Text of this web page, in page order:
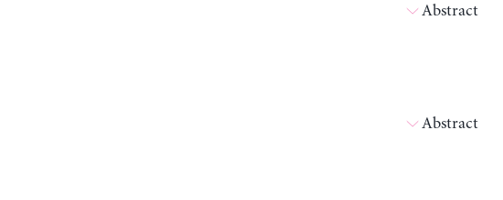
Abstract
Abstract